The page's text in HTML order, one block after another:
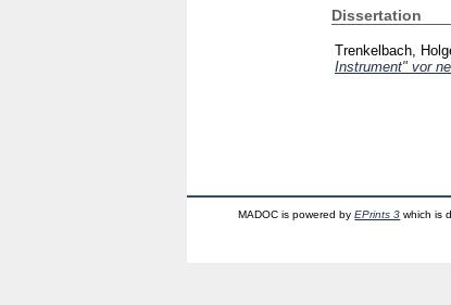
Dissertation
Trenkelbach,
Instrument" vor
MADOC is powered byEPrints 3 which is